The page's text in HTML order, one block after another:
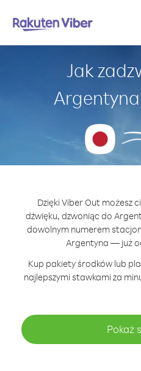
Jak
Dzięki Viber Out możesz
dźwięku, dzwoniąc do
dowolnym numerem
Argentyna — już
Kup pakiety środków lub
najlepszymi stawkami za
Pokaż